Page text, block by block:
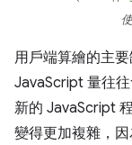
用戶端算繪的主
JavaScript 量往
新的 JavaScript
變得更加複雜，